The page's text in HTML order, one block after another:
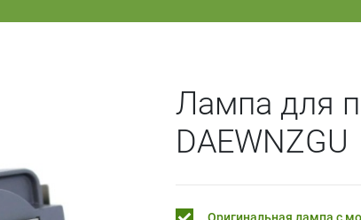
Лампа для
DAEWNZGU
Оригинальная лампа с